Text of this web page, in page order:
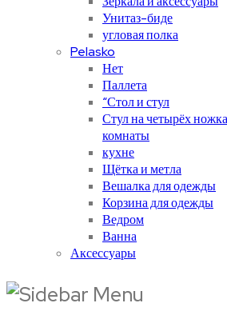
Унитаз-биде
угловая полка
Pelasko
Нет
Паллета
“Стол и стул
Стул на четырёх
комнаты
кухне
Щётка и метла
Вешалка для одежды
Корзина для одежды
Ведром
Ванна
Аксессуары